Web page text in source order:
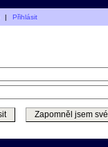
| Přihlásit